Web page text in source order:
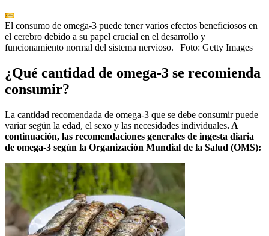
El consumo de omega-3 puede tener varios efectos beneficiosos en
el cerebro debido a su papel crucial en el desarrollo y
funcionamiento normal del sistema nervioso. | Foto: Getty Images
¿Qué cantidad de omega-3 se recomienda
consumir?
La cantidad recomendada de omega-3 que se debe consumir puede
variar según la edad, el sexo y las necesidades individuales. A
continuación, las recomendaciones generales de ingesta diaria
de omega-3 según la Organización Mundial de la Salud (OMS):